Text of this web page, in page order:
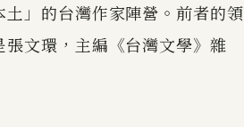
」的台灣作家陣營。前者的領
文環，主編《台灣文學》雜